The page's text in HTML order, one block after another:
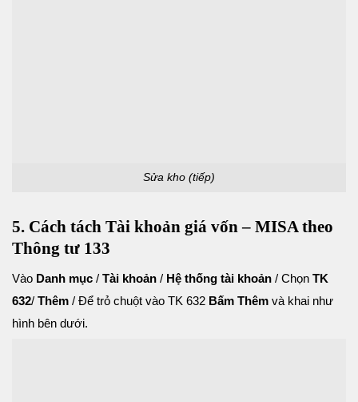
Sửa kho (tiếp)
5. Cách tách Tài khoản giá vốn – MISA theo
Thông tư 133
Vào Danh mục / Tài khoản / Hệ thống tài khoản / Chọn TK
632/ Thêm / Để trỏ chuột vào TK 632 Bấm Thêm và khai như
hình bên dưới.